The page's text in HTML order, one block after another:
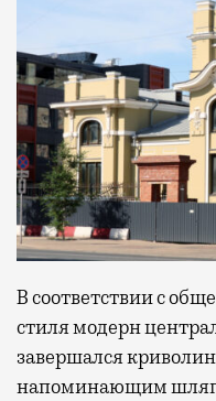
В соответствии с
стиля модерн
завершался
напоминающим